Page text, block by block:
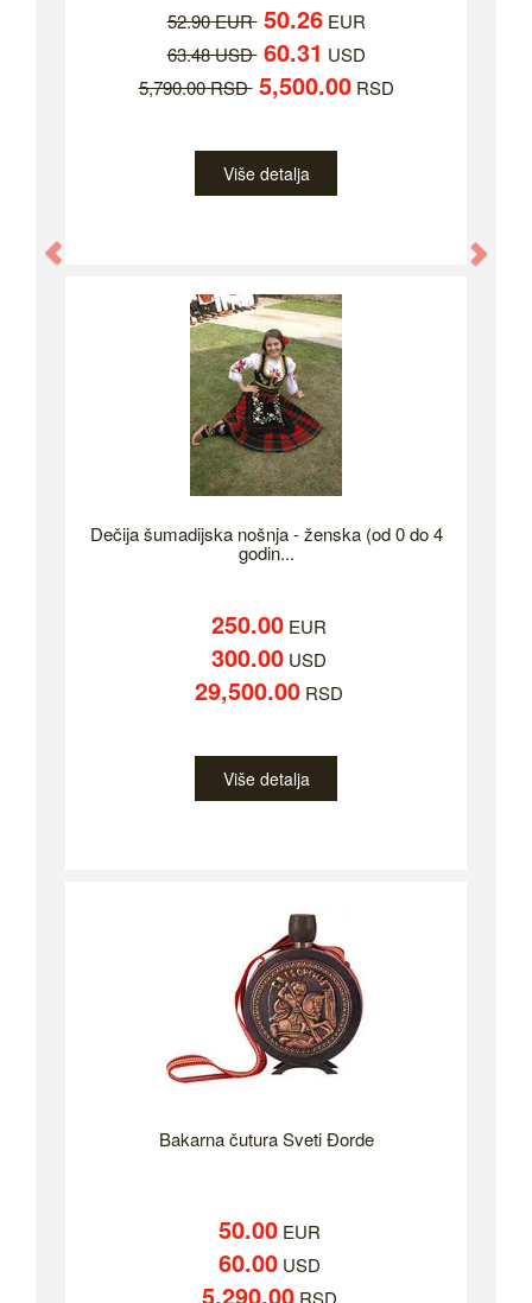
52.90 EUR 50.26EUR
63.48 USD 60.31 USD
5,790.00 RSD 5,500.00RSD
Više detalja
Dečija šumadijska nošnja - ženska (od 0 do 4
godin...
250.00 EUR
300.00 USD
29,500.00 RSD
Više detalja
Bakarna čutura Sveti Đorde
50.00EUR
60.00USD
5,290.00